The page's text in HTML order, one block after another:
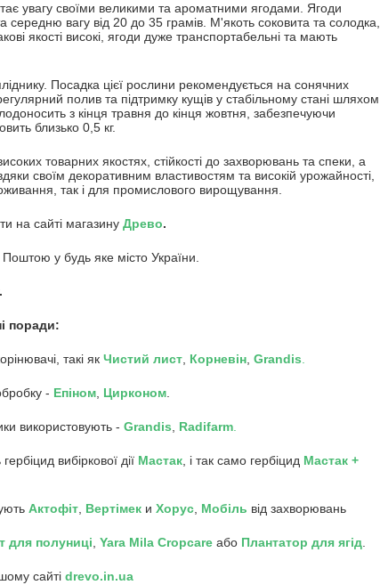
увагу своїми великими та ароматними ягодами. Ягоди
вагу від 20 до 35 грамів. М'якоть соковита та солодка,
якості високі, ягоди дуже транспортабельні та мають
Посадка цієї рослини рекомендується на сонячних
полив та підтримку кущів у стабільному стані шляхом
з кінця травня до кінця жовтня, забезпечуючи
близько 0,5 кг.
товарних якостях, стійкості до захворювань та спеки, а
своїм декоративним властивостям та високій урожайності,
так і для промислового вирощування.
на сайті магазину Древо.
у будь яке місто України.
поради:
такі як Чистий лист, Корневін, Grandis.
- Епіном, Цирконом.
використовують - Grandis, Radifarm.
вибіркової дії Мастак, і так само гербіцид Мастак +
Актофіт, Вертімек и Хорус, Мобіль від захворювань
для полуниці, Yara Mila Cropcare або Плантатор для ягід.
сайті drevo.in.ua